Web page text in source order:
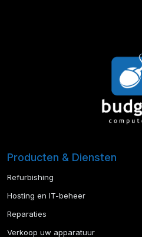
Producten & Diensten
Refurbishing
Hosting en IT-beheer
Reparaties
Verkoop uw apparatuur